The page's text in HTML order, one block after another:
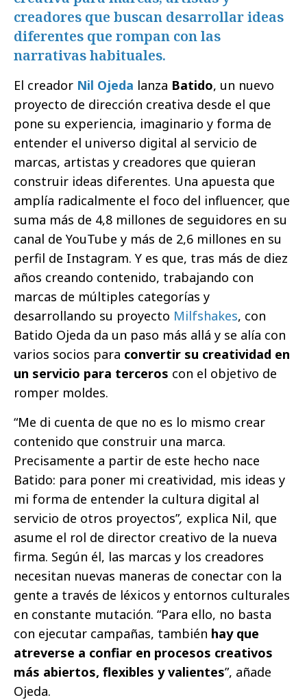
creadores que buscan desarrollar ideas
diferentes que rompan con las
narrativas habituales.
El creador Nil Ojeda lanza Batido, un nuevo
proyecto de dirección creativa desde el que
pone su experiencia, imaginario y forma de
entender el universo digital al servicio de
marcas, artistas y creadores que quieran
construir ideas diferentes. Una apuesta que
amplía radicalmente el foco del influencer, que
suma más de 4,8 millones de seguidores en su
canal de YouTube y más de 2,6 millones en su
perfil de Instagram. Y es que, tras más de diez
años creando contenido, trabajando con
marcas de múltiples categorías y
desarrollando su proyecto Milfshakes, con
Batido Ojeda da un paso más allá y se alía con
varios socios para convertir su creatividad en
un servicio para terceros con el objetivo de
romper moldes.
“Me di cuenta de que no es lo mismo crear
contenido que construir una marca.
Precisamente a partir de este hecho nace
Batido: para poner mi creatividad, mis ideas y
mi forma de entender la cultura digital al
servicio de otros proyectos”, explica Nil, que
asume el rol de director creativo de la nueva
firma. Según él, las marcas y los creadores
necesitan nuevas maneras de conectar con la
gente a través de léxicos y entornos culturales
en constante mutación. “Para ello, no basta
con ejecutar campañas, también hay que
atreverse a confiar en procesos creativos
más abiertos, flexibles y valientes”, añade
Ojeda.